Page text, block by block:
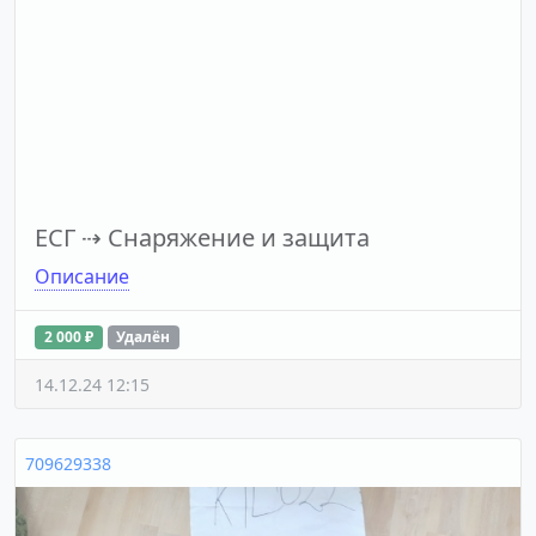
ЕСГ ⇢ Снаряжение и защита
Описание
2 000 ₽ Удалён
14.12.24 12:15
709629338